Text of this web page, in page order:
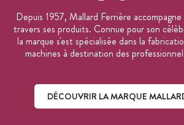
Cercle inox fabriqué en France
Depuis 1957, Mallard Ferrière
travers ses produits. Connue pour son
la marque s'est spécialisée dans la
machines à destination des
DÉCOUVRIR LA MARQUE